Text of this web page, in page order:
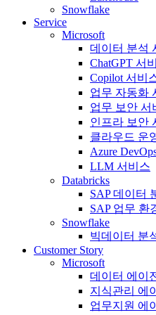
Snowflake
Service
Microsoft
데이터 분석
ChatGPT 서
Copilot 서비
업무 자동화
업무 보안 서
인프라 보안
클라우드 운
Azure
LLM 서비스
Databricks
SAP 데이터
SAP 업무 환
Snowflake
빅데이터 분
Customer Story
Microsoft
데이터 에이
지식관리 에
업무지원 에